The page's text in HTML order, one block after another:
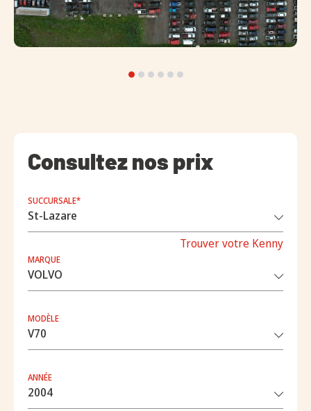
Consultez nos prix
SUCCURSALE*
Trouver votre Kenny
MARQUE
MODÈLE
ANNÉE